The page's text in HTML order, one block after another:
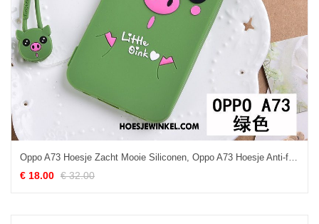
€ 18.00 € 32.00